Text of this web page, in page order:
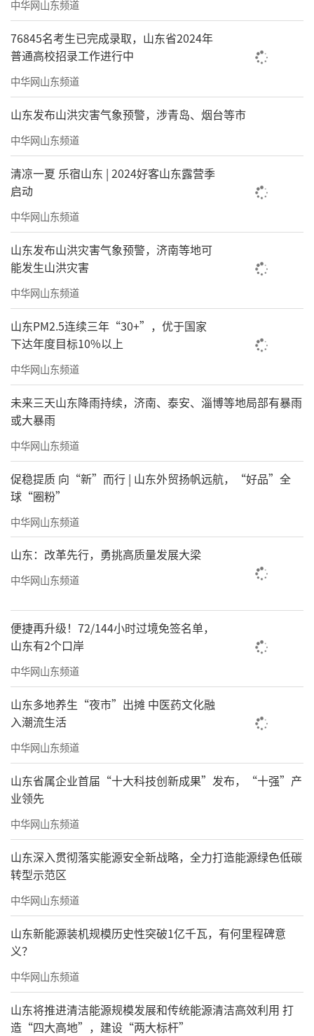
行立改、闭环管理”机制，严格落实24小时值
班制度，确保应急渠道畅通。
2月22日正月初六，泰安市中心医院党委委
员、副院长闫利勇带队开展春节假期收官阶段
安全生产重点巡查。对患者服务中心、供电中
心、24小时监控室、急诊等核心区域，细致排
查节日后期运行风险隐患。闫利勇表示，假期
尾声是安全事故高发时段，各科室要始终保持
警惕不松懈，持续落实各项安全管控措施，做
好假期与日常工作的有序衔接，确保医院安全
生产形势持续稳定，为春节假期医疗保障工作
圆满收官。
整个春节假期，泰安市中心医院院领导班
子以上率下、靠前督导，全院职工坚守岗位、
履职尽责，实现了节日期间医疗服务零差错、
安全生产零事故，切实为广大群众的生命健康
保驾护航。
中华网山东频道
76845名考生已完成录取，山东省2024年
普通高校招录工作进行中
中华网山东频道
山东发布山洪灾害气象预警，涉青岛、烟台等市
中华网山东频道
清凉一夏 乐宿山东 | 2024好客山东露营季
启动
中华网山东频道
山东发布山洪灾害气象预警，济南等地可
能发生山洪灾害
中华网山东频道
山东PM2.5连续三年“30+”，优于国家
下达年度目标10%以上
中华网山东频道
未来三天山东降雨持续，济南、泰安、淄博等地局部有暴雨
或大暴雨
中华网山东频道
促稳提质 向“新”而行 | 山东外贸扬帆远航，“好品”全
球“圈粉”
中华网山东频道
山东：改革先行，勇挑高质量发展大梁
中华网山东频道
便捷再升级！72/144小时过境免签名单，
山东有2个口岸
中华网山东频道
山东多地养生“夜市”出摊 中医药文化融
入潮流生活
中华网山东频道
山东省属企业首届“十大科技创新成果”发布，“十强”产
业领先
中华网山东频道
山东深入贯彻落实能源安全新战略，全力打造能源绿色低碳
转型示范区
中华网山东频道
山东新能源装机规模历史性突破1亿千瓦，有何里程碑意
义？
中华网山东频道
山东将推进清洁能源规模发展和传统能源清洁高效利用 打
造“四大高地”，建设“两大标杆”